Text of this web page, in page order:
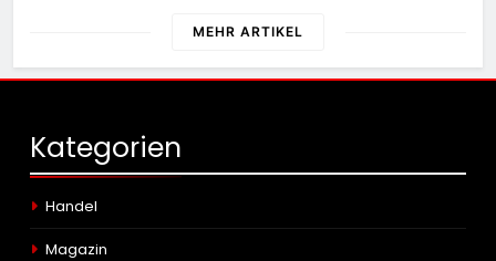
MEHR ARTIKEL
Kategorien
Handel
Magazin